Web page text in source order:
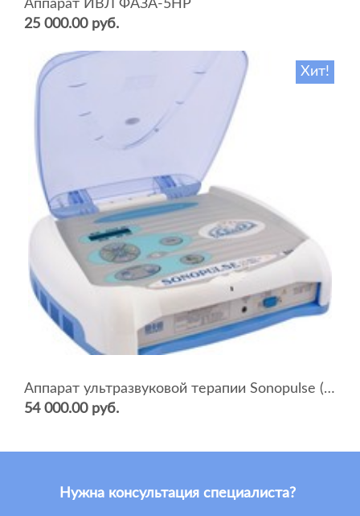
Аппарат ИВЛ ФАЗА-5НР
25 000.00 руб.
Хит!
Аппарат ультразвуковой терапии Sonopulse (мультичастотный 1 и 3 Мгц)
54 000.00 руб.
Нужна консультация специалиста?